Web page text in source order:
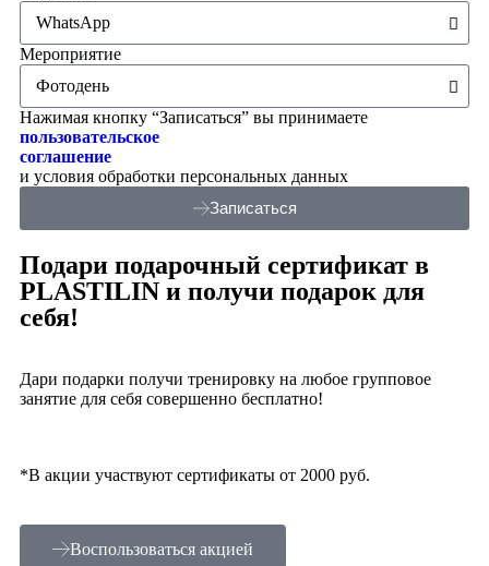
Мероприятие
Нажимая кнопку “Записаться” вы принимаете
пользовательское
соглашение
и условия обработки персональных данных
Записаться
Подари подарочный сертификат в
PLASTILIN и получи подарок для
себя!
Дари подарки получи тренировку на любое групповое
занятие для себя совершенно бесплатно!
*В акции участвуют сертификаты от 2000 руб.
Воспользоваться акцией